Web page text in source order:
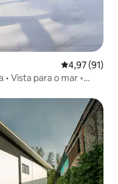
4,97 de uma
4,97 (91)
Vista para o mar •